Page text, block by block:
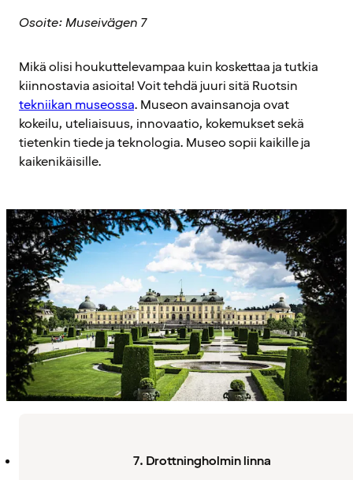
Osoite: Museivägen 7
Mikä olisi houkuttelevampaa kuin koskettaa ja tutkia
kiinnostavia asioita! Voit tehdä juuri sitä Ruotsin
tekniikan museossa. Museon avainsanoja ovat
kokeilu, uteliaisuus, innovaatio, kokemukset sekä
tietenkin tiede ja teknologia. Museo sopii kaikille ja
kaikenikäisille.
7. Drottningholmin linna